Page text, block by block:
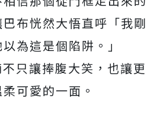
布恍然大悟直呼「我剛
為這是個陷阱。」
只讓捧腹大笑，也讓更
可愛的一面。